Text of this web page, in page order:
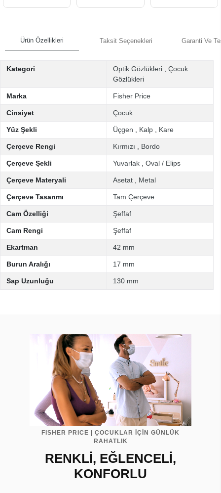
Ürün Özellikleri Taksit Seçenekleri Garanti Ve
Kategori Optik Gözlükleri
Çocuk
Gözlükleri
Marka Fisher Price
Cinsiyet Çocuk
Yüz Şekli Üçgen Kalp Kare
Çerçeve Rengi Kırmızı Bordo
Çerçeve Şekli Yuvarlak Oval / Elips
Çerçeve Materyali Asetat Metal
Çerçeve Tasarımı Tam Çerçeve
Cam Özelliği Şeffaf
Cam Rengi Şeffaf
Ekartman 42 mm
Burun Aralığı 17 mm
Sap Uzunluğu 130 mm
FISHER PRICE | ÇOCUKLAR İÇİN GÜNLÜK
RAHATLIK
RENKLİ, EĞLENCELİ,
KONFORLU